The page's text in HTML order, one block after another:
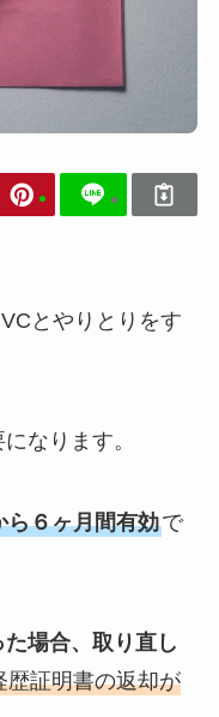
とやりとりをす
なります。
ら６ヶ月間有効で
場合、取り直し
歴証明書の返却が